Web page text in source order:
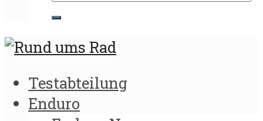
Testabteilung
Enduro